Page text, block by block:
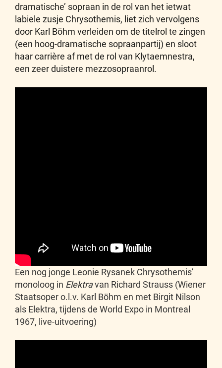
dramatische’ sopraan in de rol van het ietwat
labiele zusje Chrysothemis, liet zich vervolgens
door Karl Böhm verleiden om de titelrol te zingen
(een hoog-dramatische sopraanpartij) en sloot
haar carrière af met de rol van Klytaemnestra,
een zeer duistere mezzosopraanrol.
Een nog jonge Leonie Rysanek Chrysothemis’
monoloog in Elektravan Richard Strauss (Wiener
Staatsoper o.l.v. Karl Böhm en met Birgit Nilson
als Elektra, tijdens de World Expo in Montreal
1967, live-uitvoering)